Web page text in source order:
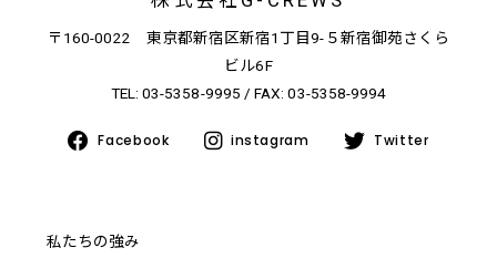
〒160-0022 東京都新宿区新宿1丁目9-５新宿御苑さくら
ビル6F
TEL:03-5358-9995 / FAX: 03-5358-9994
Facebook instagram Twitter
私たちの強み